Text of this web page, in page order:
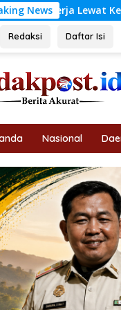
News
Sama dengan
Redaksi Daftar Isi
Nasional